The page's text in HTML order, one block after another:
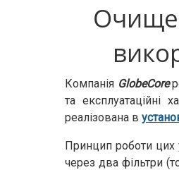
Компанія GlobeCore
та експлуатаційні
реалізована в
Принцип роботи цих
через два фільтри